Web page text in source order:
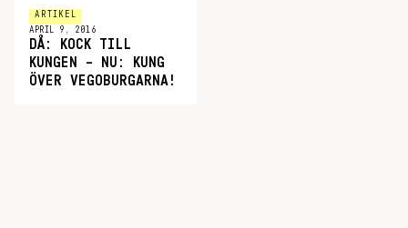
ARTIKEL
APRIL 9, 2016
DÅ: KOCK TILL
KUNGEN – NU: KUNG
ÖVER VEGOBURGARNA!